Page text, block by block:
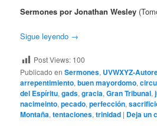
Sermones por Jonathan Wesley
Sigue leyendo →
Post Views: 100
Publicado en Sermones, UVWXYZ-
arrepentimiento,buen mayordomo,
del Espíritu,gads,gracia,Gran Tribunal,
nacimeinto,pecado,perfección,
Montaña,tentaciones,trinidad | Deja un